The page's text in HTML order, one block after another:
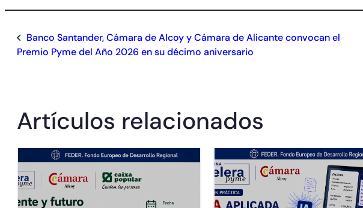
Banco Santander, Cámara de Alcoy y Cámara de Alicante convocan el
Premio Pyme del Año 2026 en su décimo aniversario
Artículos relacionados